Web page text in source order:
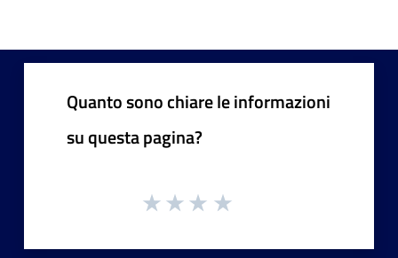
Quanto sono chiare le informazioni
su questa pagina?